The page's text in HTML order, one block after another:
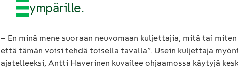
ympärille.
– En minä mene suoraan neuvomaan kuljettajia, mitä tai
että tämän voisi tehdä toisella tavalla”. Usein kuljettaja
ajatelleeksi, Antti Haverinen kuvailee ohjaamossa käytyjä